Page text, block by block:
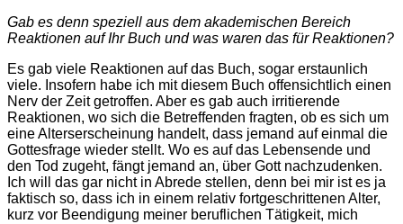
Gab es denn speziell aus dem akademischen Bereich
Reaktionen auf Ihr Buch und was waren das für Reaktionen?
Es gab viele Reaktionen auf das Buch, sogar erstaunlich
viele. Insofern habe ich mit diesem Buch offensichtlich einen
Nerv der Zeit getroffen. Aber es gab auch irritierende
Reaktionen, wo sich die Betreffenden fragten, ob es sich um
eine Alterserscheinung handelt, dass jemand auf einmal die
Gottesfrage wieder stellt. Wo es auf das Lebensende und
den Tod zugeht, fängt jemand an, über Gott nachzudenken.
Ich will das gar nicht in Abrede stellen, denn bei mir ist es ja
faktisch so, dass ich in einem relativ fortgeschrittenen Alter,
kurz vor Beendigung meiner beruflichen Tätigkeit, mich